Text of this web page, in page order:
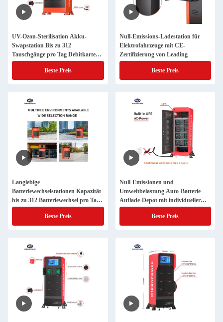
UV-Ozon-Sterilisation Akku-
Swapstation Bis zu 312
Tauschgänge pro Tag Debitkarte
Zahlungslösung 99,99%
Beste Preis
Null-Emissions-Ladestation für
Elektrofahrzeuge mit CE-
Zertifizierung von Leading
Beste Preis
Langlebige
Batteriewechselstationen Kapazität
bis zu 312 Batteriewechsel pro Tag
Ausgangsleistung angepasst 2000
ZyklusdauerBeste Preis
Null-Emissionen und
Umweltbelastung Auto-Batterie-
Auflade-Depot mit individueller
Ausgangsleistung
Beste Preis